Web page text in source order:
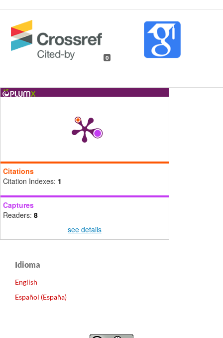
0
Citations
Citation Indexes: 1
Captures
Readers: 8
see details
Idioma
English
Español (España)